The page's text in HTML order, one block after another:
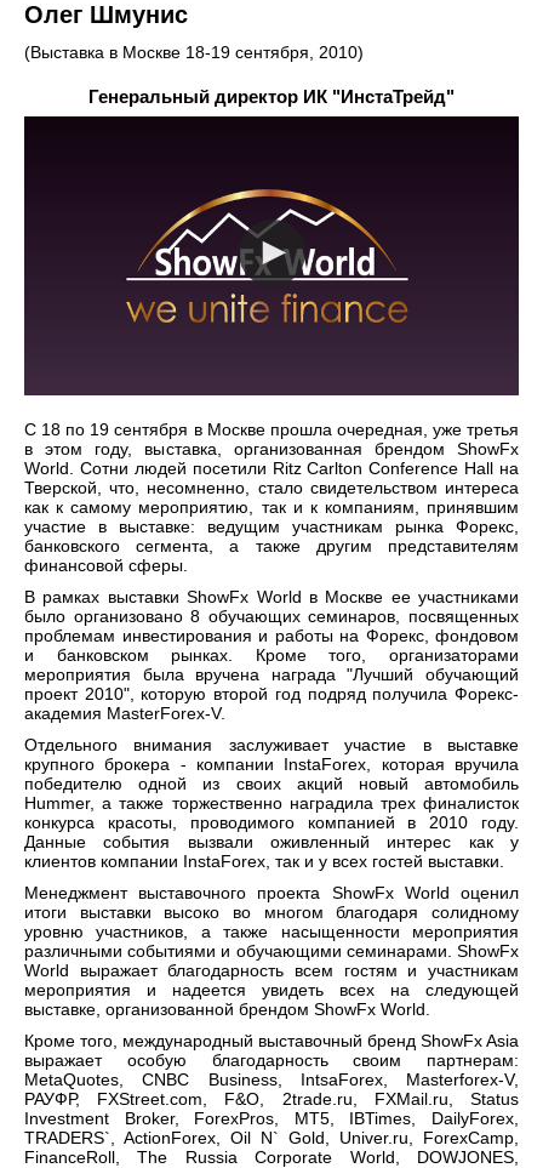
Олег Шмунис
(Выставка в Москве 18-19 сентября, 2010)
Генеральный директор ИК "ИнстаТрейд"
С 18 по 19 сентября в Москве прошла очередная, уже третья
в этом году, выставка, организованная брендом ShowFx
World. Сотни людей посетили Ritz Carlton Conference Hall на
Тверской, что, несомненно, стало свидетельством интереса
как к самому мероприятию, так и к компаниям, принявшим
участие в выставке: ведущим участникам рынка Форекс,
банковского сегмента, а также другим представителям
финансовой сферы.
В рамках выставки ShowFx World в Москве ее участниками
было организовано 8 обучающих семинаров, посвященных
проблемам инвестирования и работы на Форекс, фондовом
и банковском рынках. Кроме того, организаторами
мероприятия была вручена награда "Лучший обучающий
проект 2010", которую второй год подряд получила Форекс-
академия MasterForex-V.
Отдельного внимания заслуживает участие в выставке
крупного брокера - компании InstaForex, которая вручила
победителю одной из своих акций новый автомобиль
Hummer, а также торжественно наградила трех финалисток
конкурса красоты, проводимого компанией в 2010 году.
Данные события вызвали оживленный интерес как у
клиентов компании InstaForex, так и у всех гостей выставки.
Менеджмент выставочного проекта ShowFx World оценил
итоги выставки высоко во многом благодаря солидному
уровню участников, а также насыщенности мероприятия
различными событиями и обучающими семинарами. ShowFx
World выражает благодарность всем гостям и участникам
мероприятия и надеется увидеть всех на следующей
выставке, организованной брендом ShowFx World.
Кроме того, международный выставочный бренд ShowFx Asia
выражает особую благодарность своим партнерам:
MetaQuotes, CNBC Business, IntsaForex, Masterforex-V,
РАУФР, FXStreet.com, F&O, 2trade.ru, FXMail.ru, Status
Investment Broker, ForexPros, MT5, IBTimes, DailyForex,
TRADERS`, ActionForex, Oil N` Gold, Univer.ru, ForexCamp,
FinanceRoll, The Russia Corporate World, DOWJONES,